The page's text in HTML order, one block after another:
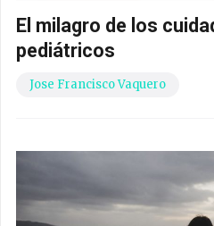
El milagro de los
pediátricos
Jose Francisco Vaquero